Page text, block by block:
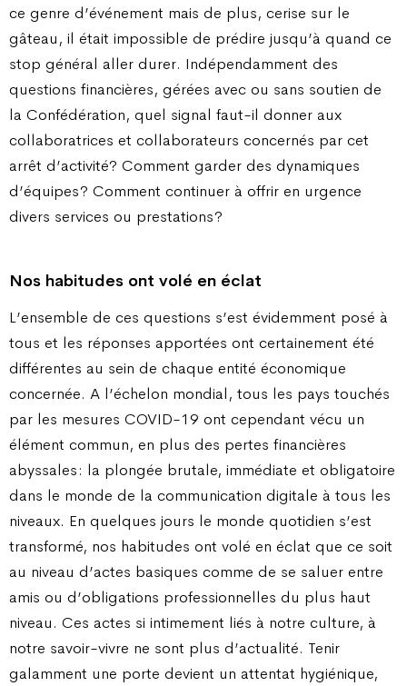
ce genre d’événement mais de plus, cerise sur le
gâteau, il était impossible de prédire jusqu’à quand ce
stop général aller durer. Indépendamment des
questions financières, gérées avec ou sans soutien de
la Confédération, quel signal faut-il donner aux
collaboratrices et collaborateurs concernés par cet
arrêt d’activité? Comment garder des dynamiques
d’équipes ? Comment continuer à offrir en urgence
divers services ou prestations ?
Nos habitudes ont volé en éclat
L’ensemble de ces questions s’est évidemment posé à
tous et les réponses apportées ont certainement été
différentes au sein de chaque entité économique
concernée. A l’échelon mondial, tous les pays touchés
par les mesures COVID-19 ont cependant vécu un
élément commun, en plus des pertes financières
abyssales : la plongée brutale, immédiate et obligatoire
dans le monde de la communication digitale à tous les
niveaux. En quelques jours le monde quotidien s’est
transformé, nos habitudes ont volé en éclat que ce soit
au niveau d’actes basiques comme de se saluer entre
amis ou d’obligations professionnelles du plus haut
niveau. Ces actes si intimement liés à notre culture, à
notre savoir-vivre ne sont plus d’actualité. Tenir
galamment une porte devient un attentat hygiénique,